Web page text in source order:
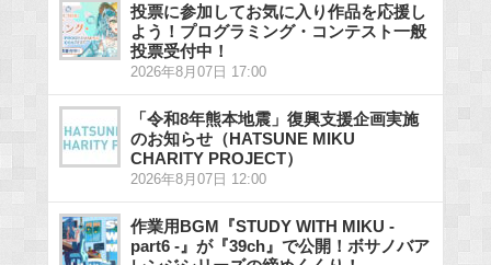
投票に参加してお気に入り作品を応援し
よう！プログラミング・コンテスト一般
投票受付中！
2026年8月07日 17:00
「令和8年熊本地震」復興支援企画実施
のお知らせ（HATSUNE MIKU
CHARITY PROJECT）
2026年8月07日 12:00
作業用BGM『STUDY WITH MIKU -
part6 -』が『39ch』で公開！ボサノバア